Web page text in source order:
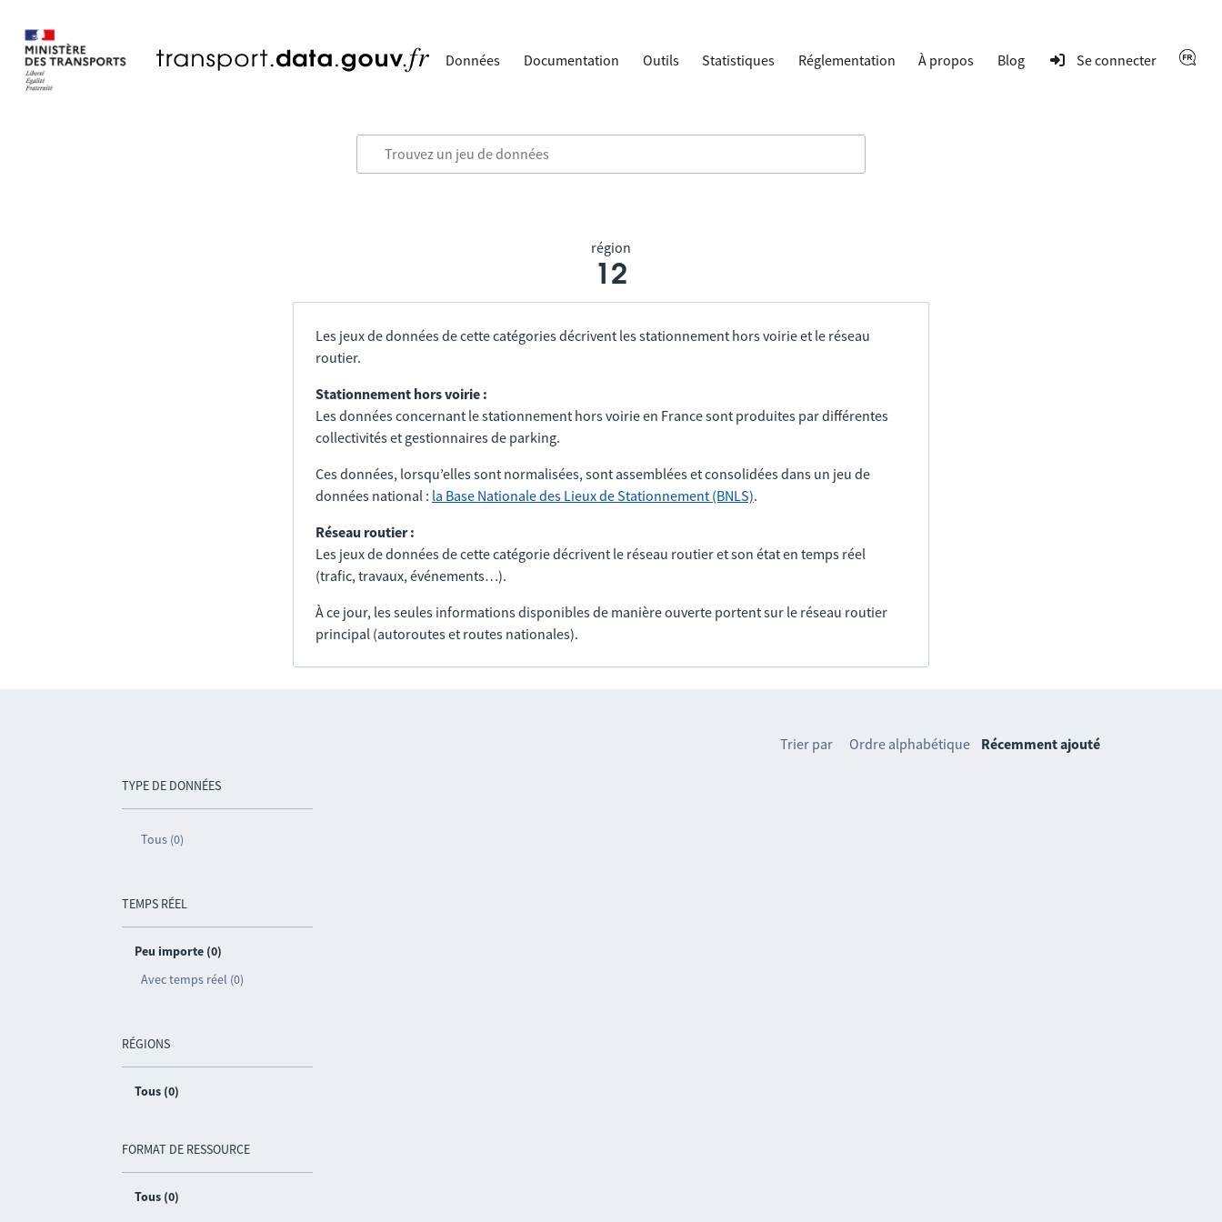
Données Documentation Outils Statistiques Réglementation À propos Blog Se connecter
région
12
Les jeux de données de cette catégories décrivent les stationnement hors voirie et le réseau
routier.
Stationnement hors voirie :
Les données concernant le stationnement hors voirie en France sont produites par différentes
collectivités et gestionnaires de parking.
Ces données, lorsqu’elles sont normalisées, sont assemblées et consolidées dans un jeu de
données national : la Base Nationale des Lieux de Stationnement (BNLS).
Réseau routier :
Les jeux de données de cette catégorie décrivent le réseau routier et son état en temps réel
(trafic, travaux, événements…).
À ce jour, les seules informations disponibles de manière ouverte portent sur le réseau routier
principal (autoroutes et routes nationales).
TYPE DE DONNÉES
Tous (0)
TEMPS RÉEL
Peu importe (0)
Avec temps réel (0)
RÉGIONS
Tous (0)
FORMAT DE RESSOURCE
Tous (0)
Trier par Ordre alphabétique Récemment ajouté